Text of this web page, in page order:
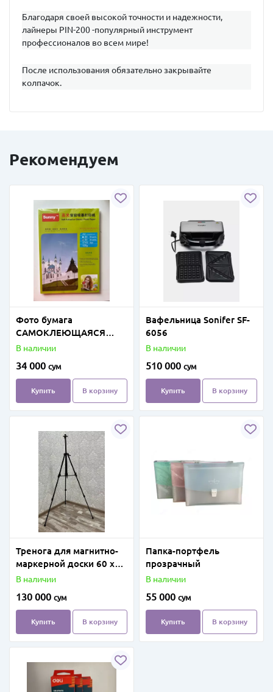
Благодаря своей высокой точности и надежности,
лайнеры РIN-200 -популярный инструмент
профессионалов во всем мире!
После использования обязательно закрывайте
колпачок.
Рекомендуем
Фото бумага
САМОКЛЕЮЩАЯСЯ
глянцевая А4 135г, 50л
В наличии
34 000 сум
Купить В корзину
Вафельница Sonifer SF-
6056
В наличии
510 000 сум
Купить В корзину
Тренога для магнитно-
маркерной доски 60 х
90 мм (Черная)
В наличии
130 000 сум
Купить В корзину
Папка-портфель
прозрачный
В наличии
55 000 сум
Купить В корзину